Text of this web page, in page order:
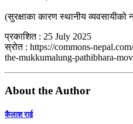
(सुरक्षाका कारण स्थानीय व्यवसायीको
प्रकाशित : 25 July 2025
स्रोत : https://commons-
the-mukkumalung-pathibhara-
About the Author
कैलाश राई